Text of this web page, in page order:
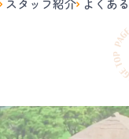
スタッフ紹介 よくあ